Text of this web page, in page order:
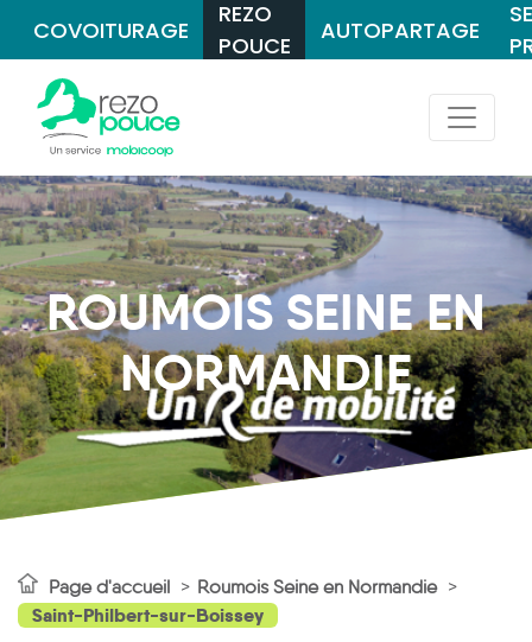
COVOITURAGE
REZO
POUCE
AUTOPARTAGE
ROUMOIS SEINE EN
NORMANDIE
Page d'accueil Roumois Seine en Normandie
Saint-Philbert-sur-Boissey